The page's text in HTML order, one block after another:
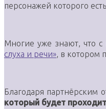
персонажей которого
Многие уже знают, что
слуха и речи», в котором
Благодаря партнёрским
который будет